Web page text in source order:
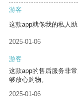
游客
这款app就像我的私人
2025-01-06
游客
这款app的售后服务非
够放心购物。
2025-01-06